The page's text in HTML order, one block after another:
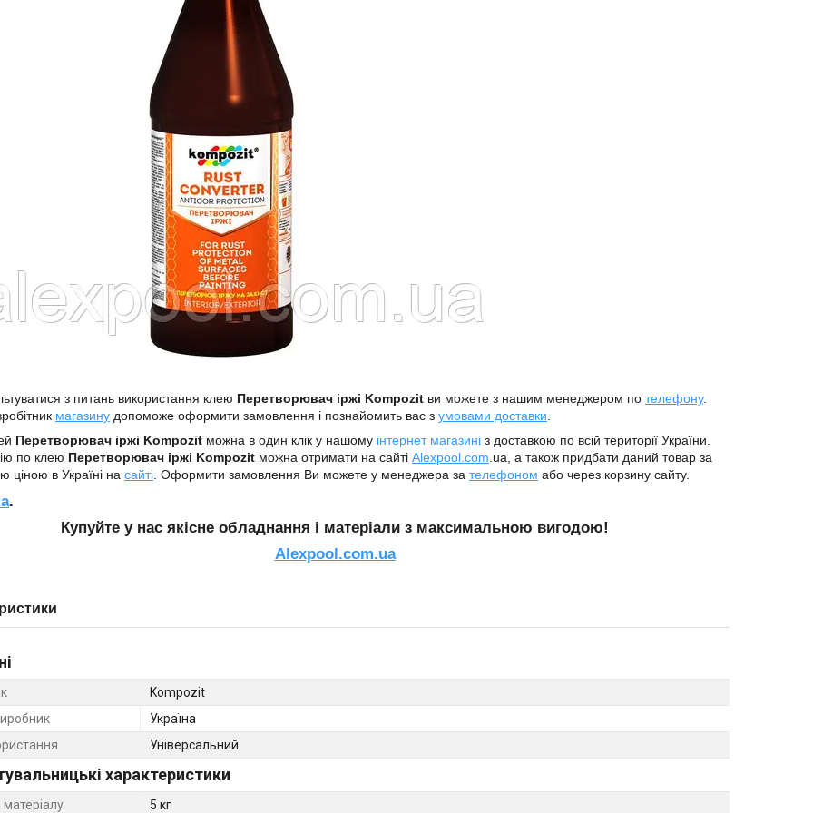
з питань використання клею Перетворювач іржі Kompozit ви можете з нашим менеджером по телефону.
магазину допоможе оформити замовлення і познайомить вас з умовами доставки
Перетворювач іржі Kompozit можна в один клік у нашому інтернет магазині з доставкою по всій території України.
по клею Перетворювач іржі Kompozit можна отримати на сайті Alexpool.com .ua, а також придбати даний товар за
ціною в Україні на сайті . Оформити замовлення Ви можете у менеджера за телефоном або через корзину сайту.
.
Купуйте у нас якісне обладнання і матеріали з максимальною вигодою!
Alexpool.com.ua
Kompozit
Україна
Універсальний
характеристики
5 кг